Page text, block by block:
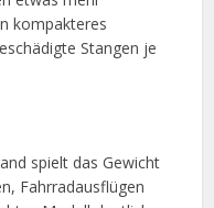
kompakteres
Stangen je
spielt das Gewicht
Fahrradausflügen